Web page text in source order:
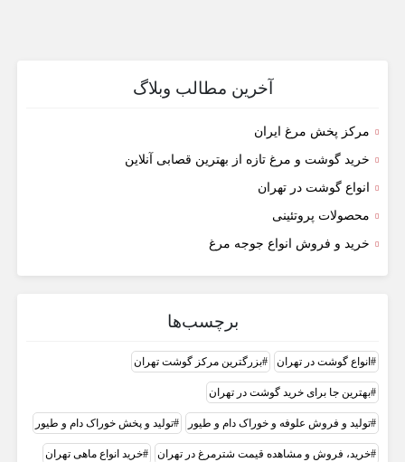
آخرین مطالب وبلاگ
مرکز پخش مرغ ایران
خرید گوشت و مرغ تازه از بهترین قصابی آنلاین
انواع گوشت در تهران
محصولات پروتئینی
خرید و فروش انواع جوجه مرغ
برچسب‌ها
انواع گوشت در تهران بزرگترین مرکز گوشت تهران
بهترین جا برای خرید گوشت در تهران
تولید و فروش علوفه و خوراک دام و طیور تولید و پخش خوراک دام و طیور
خرید، فروش و مشاهده قیمت شترمرغ در تهران خرید انواع ماهی تهران